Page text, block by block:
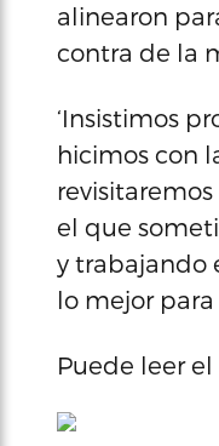
alinearon
contra de la
‘Insistimos
hicimos con
el que
y trabajando
lo mejor para
Puede leer el